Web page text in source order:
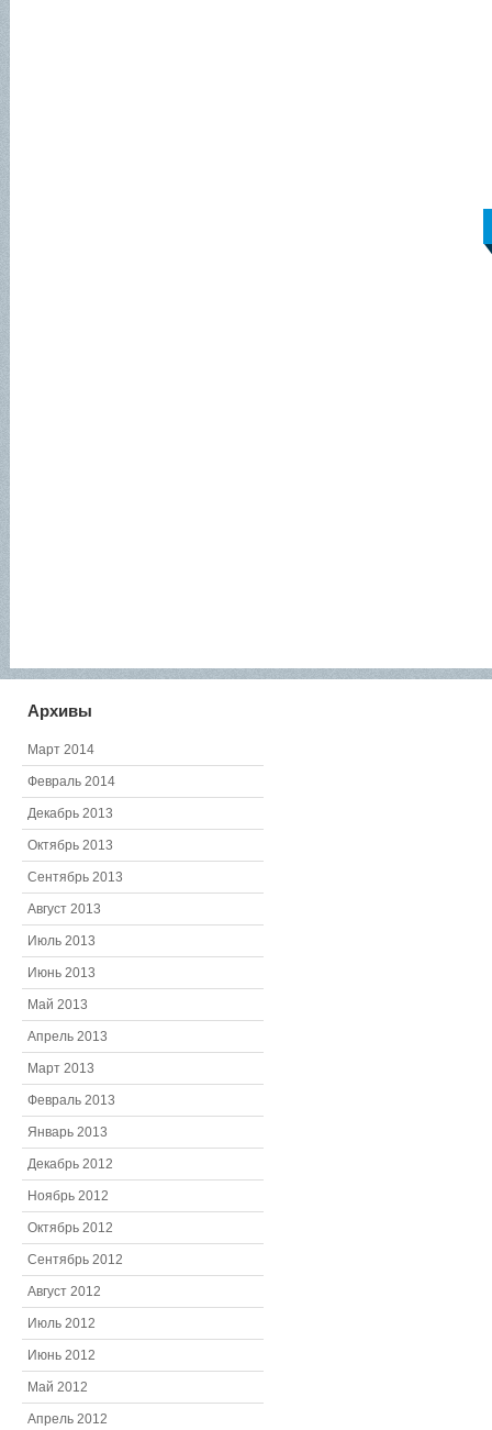
Архивы
Март 2014
Февраль 2014
Декабрь 2013
Октябрь 2013
Сентябрь 2013
Август 2013
Июль 2013
Июнь 2013
Май 2013
Апрель 2013
Март 2013
Февраль 2013
Январь 2013
Декабрь 2012
Ноябрь 2012
Октябрь 2012
Сентябрь 2012
Август 2012
Июль 2012
Июнь 2012
Май 2012
Апрель 2012